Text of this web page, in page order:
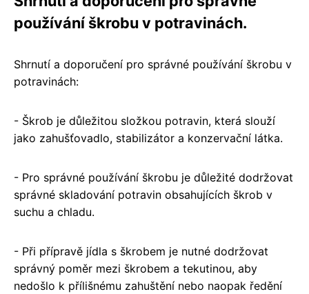
používání škrobu v potravinách.
Shrnutí a doporučení pro správné používání škrobu v
potravinách:
- Škrob je důležitou složkou potravin, která slouží
jako zahušťovadlo, stabilizátor a konzervační látka.
- Pro správné používání škrobu je důležité dodržovat
správné skladování potravin obsahujících škrob v
suchu a chladu.
- Při přípravě jídla s škrobem je nutné dodržovat
správný poměr mezi škrobem a tekutinou, aby
nedošlo k přílišnému zahuštění nebo naopak ředění